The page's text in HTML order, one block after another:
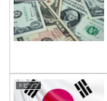
トピック